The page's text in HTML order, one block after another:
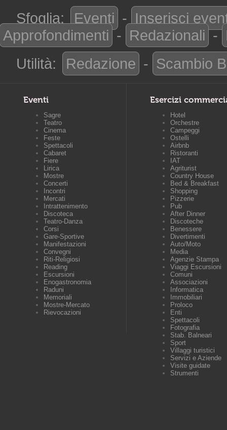
Sfoglia: Eventi - Inserisci
Approfondimenti - Redazionali -
Utilità:
Redazione - Scambio
Eventi
Sagre
Teatro
Cinema
Feste
Spettacoli
Cabaret
Fiere
Lirica
Mostre
Concerti
Incontri
Mercati
Intrattenimento
Discoteca
Teatro-Danza
Corsi
Gare-Sportive
Manifestazioni
Convegni
Riti-Religiosi
Reading
Escursioni
Enogastronomia
Raduni
Memoriali
Mostre-Mercato
Rievocazioni
Esercizi
Hotel
Orchestre
Campeggi
Ostelli
Airbnb
Ristoranti
IAT
Agriturist
Country House
Bed & Breakfast
Shopping
Pizzerie
Pub
After Dinner
Discoteche
Benessere
Divertimenti
Auto/Moto
Media
Agenzie Stampa
Viaggi Escursioni
Comuni
Associazioni
Informatica
Immobiliari
Proloco
Enti
Spettacoli
Fotografia
Stab. Balneari
Sport
Villaggi turistici
Servizi e Aziende
Visite guidate
Strumenti